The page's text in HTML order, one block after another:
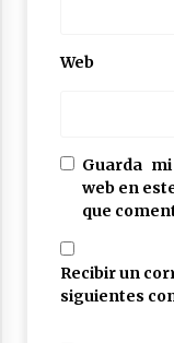
Web
Guarda
web en
que
Recibir un
siguientes